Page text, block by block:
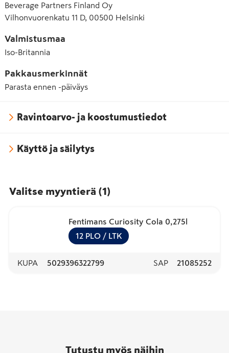
Beverage Partners Finland Oy
Vilhonvuorenkatu 11 D, 00500 Helsinki
Valmistusmaa
Iso-Britannia
Pakkausmerkinnät
Parasta ennen -päiväys
Ravintoarvo- ja koostumustiedot
Käyttö ja säilytys
Valitse myyntierä (1)
Fentimans Curiosity Cola 0,275l
12 PLO / LTK
KUPA 5029396322799 SAP 21085252
Tutustu myös näihin